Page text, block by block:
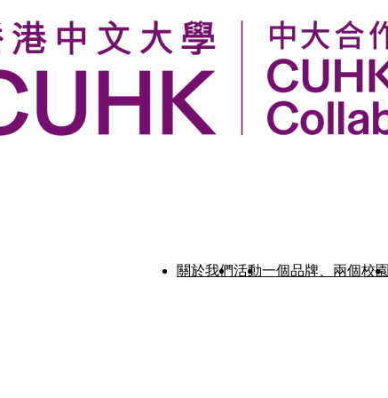
關於我們活動一個品牌、兩個校園